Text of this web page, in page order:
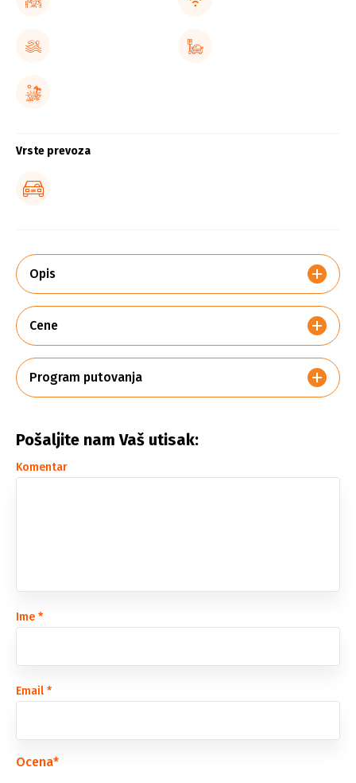
Vrste prevoza
Opis
Cene
Program putovanja
Pošaljite nam Vaš utisak:
Komentar
Ime *
Email *
Ocena*